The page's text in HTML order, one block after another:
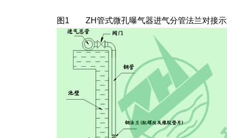
图1 ZH管式微孔曝气器进气分管法兰对接示